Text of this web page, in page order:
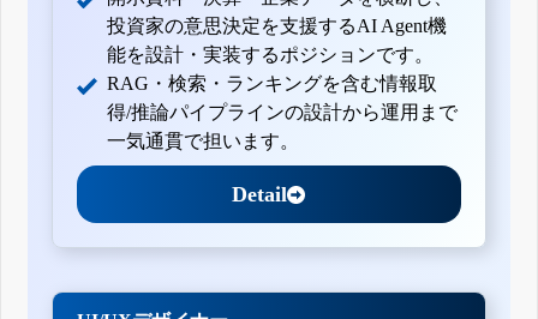
投資家の意思決定を支援するAI Agent機
能を設計・実装するポジションです。
RAG・検索・ランキングを含む情報取
得/推論パイプラインの設計から運用まで
一気通貫で担います。
Detail